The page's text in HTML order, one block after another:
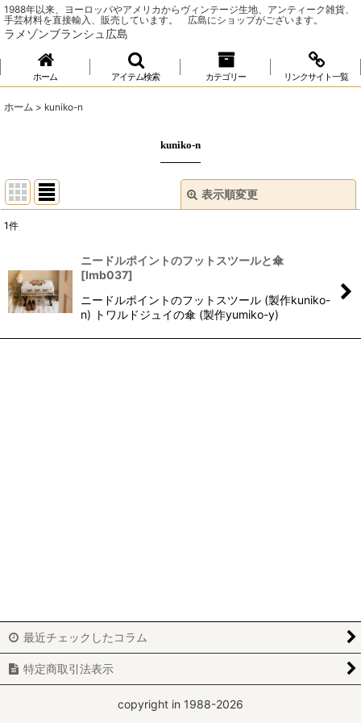
1988年以来、ヨーロッパやアメリカからヴィンテージ生地、アンティーク雑貨、
手芸材料を直接輸入、販売しています。 広島にショップがございます。
ラメゾンブランシュ広島
ホーム アイテム検索 カテゴリー リンクサイト一覧
ホーム > kuniko-n
kuniko-n
表示順変更
並び順:
1件
ニードルポイントのフットスツールと傘
[lmb037]
ニードルポイントのフットスツール (製作kuniko-
n) トワルドジュイの傘 (製作yumiko-y)
最近チェックしたコラム
特定商取引法表示
copyright in 1988-2026